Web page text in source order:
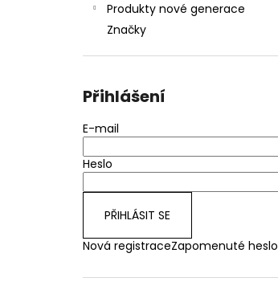
Produkty nové generace
Značky
Přihlášení
E-mail
Heslo
PŘIHLÁSIT SE
Nová registraceZapomenuté heslo